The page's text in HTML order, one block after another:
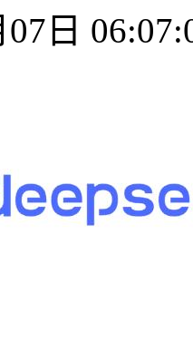
日